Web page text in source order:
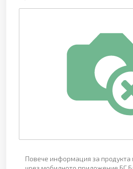
Повече информация за